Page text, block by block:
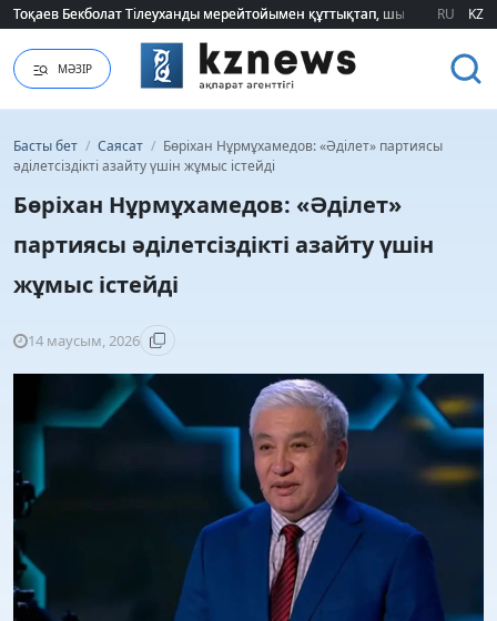
Тоқаев Бекболат Тілеуханды мерейтойымен құттықтап, шығармашылық
Тоқаев Бекболат Тілеуханды мерейтойымен құттықтап, шығармашылық
RU KZ
МӘЗІР
Басты бет / Саясат / Бөріхан Нұрмұхамедов: «Әділет» партиясы
әділетсіздікті азайту үшін жұмыс істейді
Бөріхан Нұрмұхамедов: «Әділет»
партиясы әділетсіздікті азайту үшін
жұмыс істейді
14 маусым, 2026